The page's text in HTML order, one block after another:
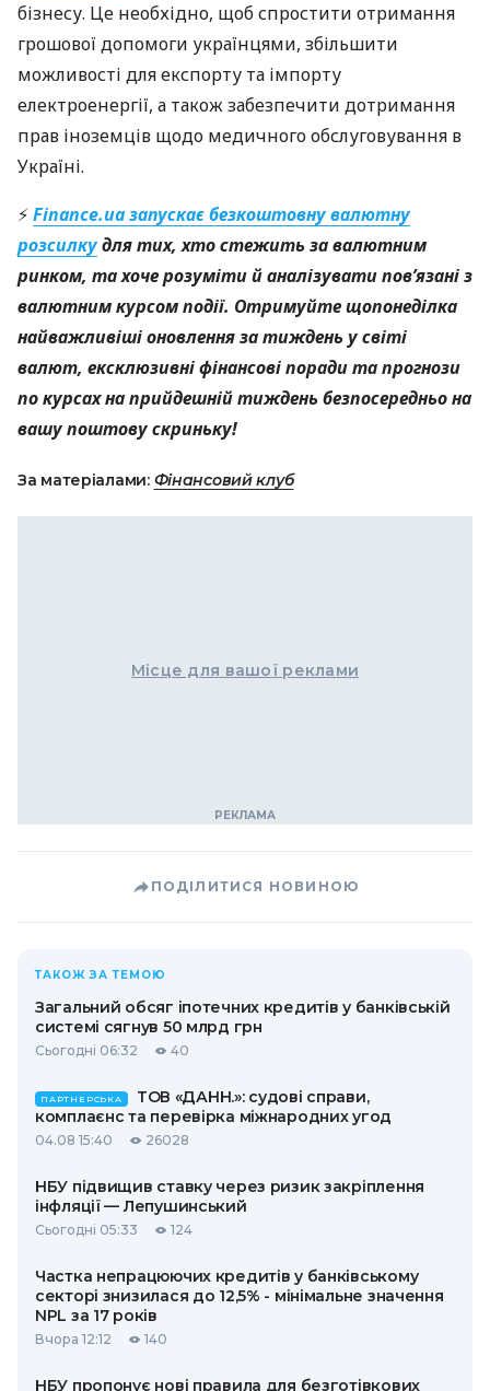
бізнесу. Це необхідно, щоб спростити отримання
грошової допомоги українцями, збільшити
можливості для експорту та імпорту
електроенергії, а також забезпечити дотримання
прав іноземців щодо медичного обслуговування в
Україні.
⚡Finance.ua запускає безкоштовну валютну
розсилкудля тих, хто стежить за валютним
ринком, та хоче розуміти й аналізувати пов’язані з
валютним курсом події. Отримуйте щопонеділка
найважливіші оновлення за тиждень у світі
валют, ексклюзивні фінансові поради та прогнози
по курсах на прийдешній тиждень безпосередньо на
вашу поштову скриньку!
За матеріалами: Фінансовий клуб
Місце для вашої реклами
ПОДІЛИТИСЯ НОВИНОЮ
ТАКОЖ ЗА ТЕМОЮ
Загальний обсяг іпотечних кредитів у банківській
системі сягнув 50 млрд грн
Сьогодні 06:32 40
ПАРТНЕРСЬКА
ТОВ «ДАНН.»: судові справи,
комплаєнс та перевірка міжнародних угод
04.08 15:40 26028
НБУ підвищив ставку через ризик закріплення
інфляції — Лепушинський
Сьогодні 05:33 124
Частка непрацюючих кредитів у банківському
секторі знизилася до 12,5% - мінімальне значення
NPL за 17 років
Вчора 12:12 140
НБУ пропонує нові правила для безготівкових